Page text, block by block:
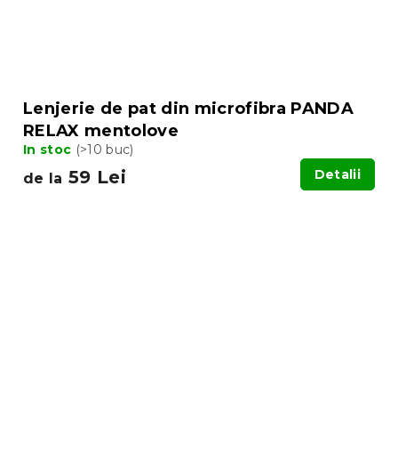
Lenjerie de pat din microfibra PANDA
RELAX mentolove
In stoc (>10 buc)
de la 59 Lei Detalii